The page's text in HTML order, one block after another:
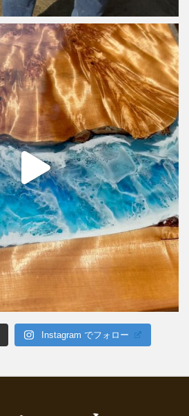
Instagram でフォロー